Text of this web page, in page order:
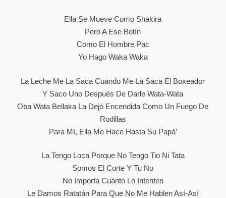
Ella Se Mueve Como Shakira
Pero A Ese Botín
Como El Hombre Pac
Yo Hago Waka Waka
La Leche Me La Saca Cuando Me La Saca El Boxeador
Y Saco Uno Después De Darle Wata-Wata
Oba Wata Bellaka La Dejó Encendida Como Un Fuego De
Rodillas
Para Mí, Ella Me Hace Hasta Su Papá’
La Tengo Loca Porque No Tengo Tio Ni Tata
Somos El Corte Y Tu No
No Importa Cuánto Lo Intenten
Le Damos Ratatán Para Que No Me Hablen Así-Así